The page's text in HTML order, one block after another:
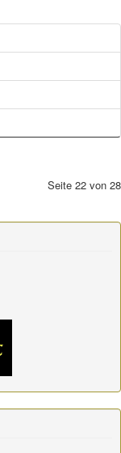
Seite 22 von 28